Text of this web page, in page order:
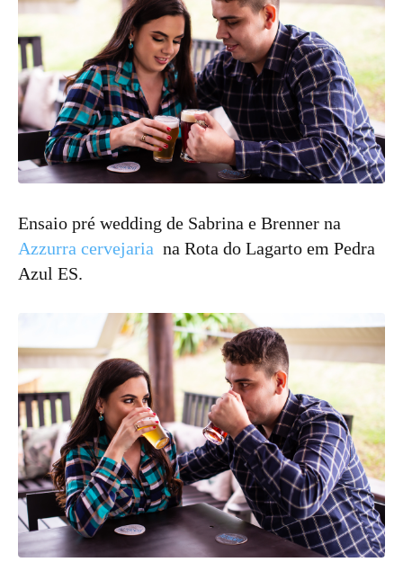
Ensaio pré wedding de Sabrina e Brenner na
Azzurra cervejaria na Rota do Lagarto em Pedra
Azul ES.